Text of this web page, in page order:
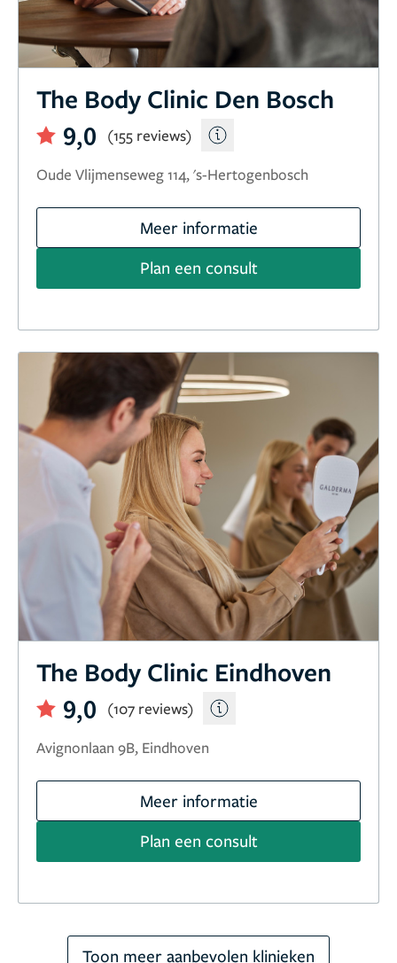
The Body Clinic Den Bosch
9,0
(155 reviews)
Oude Vlijmenseweg 114, 's-Hertogenbosch
Meer informatie
Plan een consult
The Body Clinic Eindhoven
9,0
(107 reviews)
Avignonlaan 9B, Eindhoven
Meer informatie
Plan een consult
Toon meer aanbevolen klinieken